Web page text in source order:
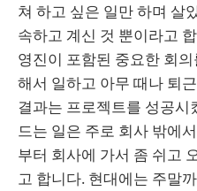
쳐 하고 싶은 일만 하며 살
속하고 계신 것 뿐이라고
영진이 포함된 중요한 회
해서 일하고 아무 때나 퇴
결과는 프로젝트를 성공
드는 일은 주로 회사 밖에
부터 회사에 가서 좀 쉬고
고 합니다. 현대에는 주말